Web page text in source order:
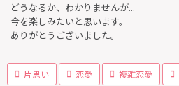
どうなるか、わかりませんが...
今を楽しみたいと思います。
ありがとうございました。
片思い 恋愛 複雑恋愛